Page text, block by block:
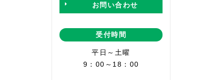
お問い合わせ
受付時間
平日～土曜
9：00～18：00